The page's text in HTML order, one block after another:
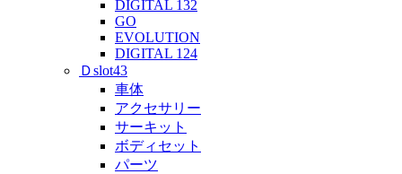
DIGITAL 132
GO
EVOLUTION
DIGITAL 124
Ｄslot43
車体
アクセサリー
サーキット
ボディセット
パーツ